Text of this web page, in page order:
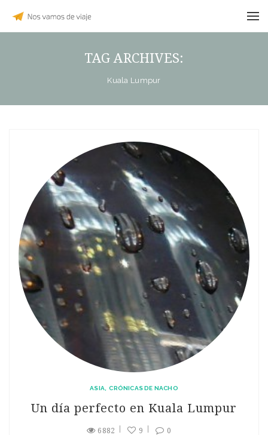
TAG ARCHIVES:
Kuala Lumpur
ASIA CRÓNICAS DE NACHO
Un día perfecto en Kuala Lumpur
6882 9 0